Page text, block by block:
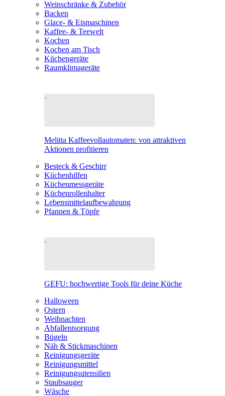
Weinschränke & Zubehör
Backen
Glace- & Eismaschinen
Kaffee- & Teewelt
Kochen
Kochen am Tisch
Küchengeräte
Raumklimageräte
Melitta Kaffeevollautomaten: von attraktiven
Aktionen profitieren
Besteck & Geschirr
Küchenhilfen
Küchenmessgeräte
Küchenrollenhalter
Lebensmittelaufbewahrung
Pfannen & Töpfe
GEFU: hochwertige Tools für deine Küche
Halloween
Ostern
Weihnachten
Abfallentsorgung
Bügeln
Näh & Stickmaschinen
Reinigungsgeräte
Reinigungsmittel
Reinigungsutensilien
Staubsauger
Wäsche